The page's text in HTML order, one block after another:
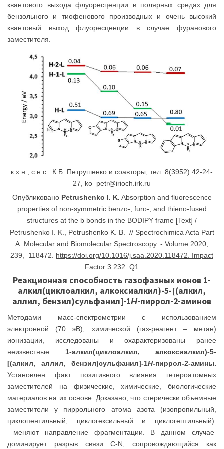
квантового выхода флуоресценции в полярных средах для
бензольного и тиофенового производных и очень высокий
квантовый выход флуоресценции в случае фуранового
заместителя.
к.х.н., с.н.с. К.Б. Петрушенко и соавторы, тел. 8(3952) 42-24-
27, ko_ petr@irioch.irk.ru
Опубликовано Petrushenko I. K. Absorption and fluorescence
properties of non-symmetric benzo-, furo-, and thieno-fused
structures at the b bonds in the BODIPY frame [Text] /
Petrushenko I. K., Petrushenko K. B. // Spectrochimica Acta Part
A: Molecular and Biomolecular Spectroscopy. - Volume 2020,
239, 118472. https://doi.org/10.1016/j.saa.2020.118472. Impact
Factor 3.232. Q1
Реакционная способность газофазных ионов 1-
алкил(циклоалкил, алкоксиалкил)-5-[(алкил,
аллил, бензил)сульфанил]-1Н-пиррол-2-аминов
Методами масс-спектрометрии с использованием
электронной (70 эВ), химической (газ-реагент – метан)
ионизации, исследованы и охарактеризованы ранее
неизвестные 1-алкил(циклоалкил, алкоксиалкил)-5-
[(алкил, аллил, бензил)сульфанил]-1Н-пиррол-2-амины.
Установлен факт позитивного влияния гетероатомных
заместителей на физические, химические, биологические
материалов на их основе. Доказано, что стерически объемные
заместители у пиррольного атома азота (изопропильный,
циклопентильный, циклогексильный и циклогептильный)
меняют направление фрагментации. В данном случае
доминирует разрыв cвязи С-N, сопровождающийся как